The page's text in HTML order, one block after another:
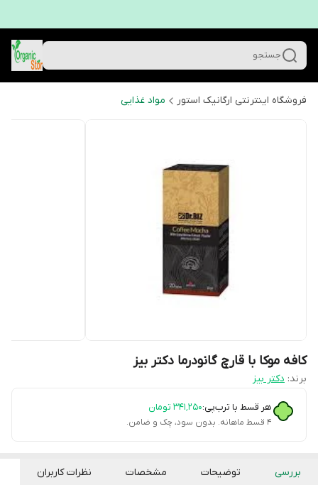
جستجو
فروشگاه اینترنتی ارگانیک استور مواد غذایی
کافه موکا با قارچ گانودرما دکتر بیز
برند: دکتر بیز
هر قسط با ترب‌پی:۳۴۱٬۲۵۰ تومان
۴ قسط ماهانه. بدون سود، چک و ضامن.
بررسی توضیحات مشخصات نظرات کاربران